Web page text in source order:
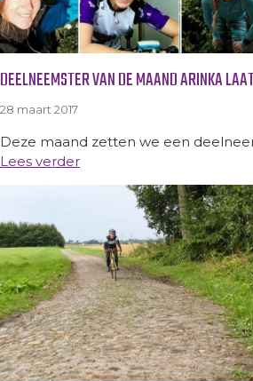
DEELNEEMSTER VAN DE MAAND ARINKA
28 maart 2017
Deze maand zetten we een
Lees verder